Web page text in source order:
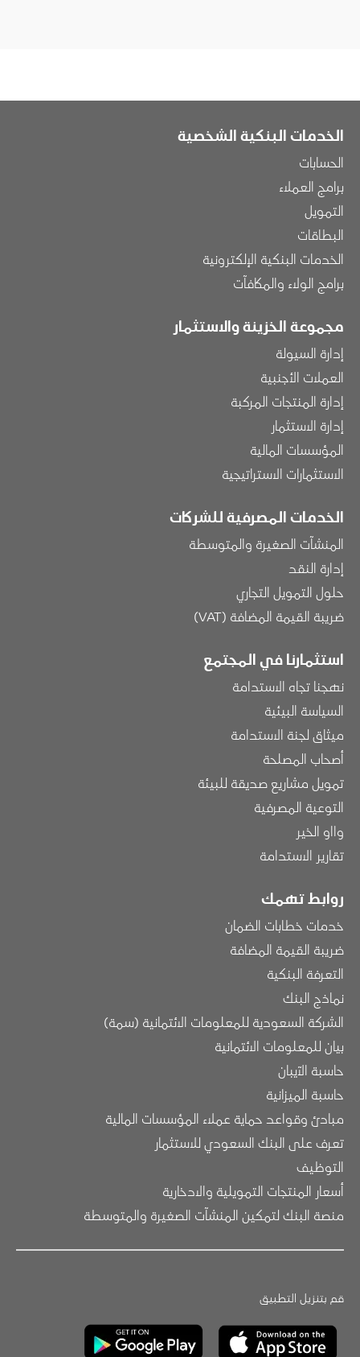
الخدمات البنكية الشخصية
الحسابات
برامج العملاء
التمويل
البطاقات
الخدمات البنكية الإلكترونية
برامج الولاء والمكافآت
مجموعة الخزينة والاستثمار
إدارة السيولة
العملات الأجنبية
إدارة المنتجات المركبة
إدارة الاستثمار
المؤسسات المالية
الاستثمارات الاستراتيجية
الخدمات المصرفية للشركات
المنشآت الصغيرة والمتوسطة
إدارة النقد
حلول التمويل التجاري
ضريبة القيمة المضافة (VAT)
استثمارنا في المجتمع
نهجنا تجاه الاستدامة
السياسة البيئية
ميثاق لجنة الاستدامة
أصحاب المصلحة
تمويل مشاريع صديقة للبيئة
التوعية المصرفية
وااو الخير
تقارير الاستدامة
روابط تهمك
خدمات خطابات الضمان
ضريبة القيمة المضافة
التعرفة البنكية
نماذج البنك
الشركة السعودية للمعلومات الائتمانية (سمة)
بيان للمعلومات الائتمانية
حاسبة الآيبان
حاسبة الميزانية
مبادئ وقواعد حماية عملاء المؤسسات المالية
تعرف على البنك السعودي للاستثمار
التوظيف
أسعار المنتجات التمويلية والادخارية
منصة البنك لتمكين المنشآت الصغيرة والمتوسطة
قم بتنزيل التطبيق